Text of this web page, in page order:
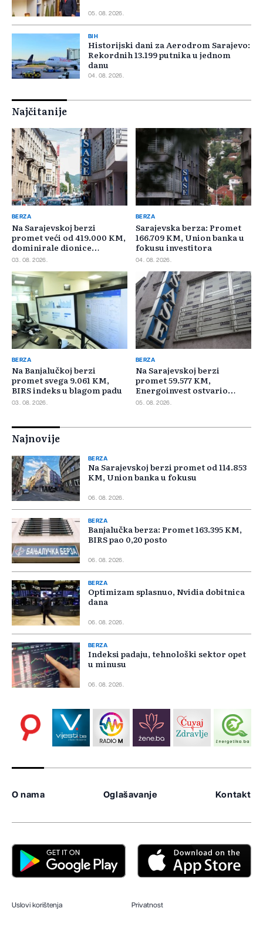
05. 08. 2026.
BIH
Historijski dani za Aerodrom Sarajevo:
Rekordnih 13.199 putnika u jednom
danu
04. 08. 2026.
Najčitanije
BERZA
Na Sarajevskoj berzi
promet veći od 419.000 KM,
dominirale dionice
Privredne banke Sarajevo
03. 08. 2026.
BERZA
Sarajevska berza: Promet
166.709 KM, Union banka u
fokusu investitora
04. 08. 2026.
BERZA
Na Banjalučkoj berzi
promet svega 9.061 KM,
BIRS indeks u blagom padu
03. 08. 2026.
BERZA
Na Sarajevskoj berzi
promet 59.577 KM,
Energoinvest ostvario
najveći promet
05. 08. 2026.
Najnovije
BERZA
Na Sarajevskoj berzi promet od 114.853
KM, Union banka u fokusu
06. 08. 2026.
BERZA
Banjalučka berza: Promet 163.395 KM,
BIRS pao 0,20 posto
06. 08. 2026.
BERZA
Optimizam splasnuo, Nvidia dobitnica
dana
06. 08. 2026.
BERZA
Indeksi padaju, tehnološki sektor opet
u minusu
06. 08. 2026.
O nama Oglašavanje Kontakt
Uslovi korištenja Privatnost